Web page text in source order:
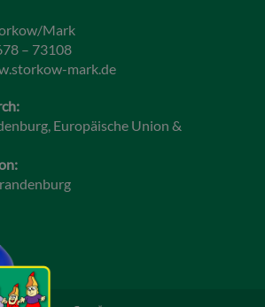
Mark
– 73108
mark.de